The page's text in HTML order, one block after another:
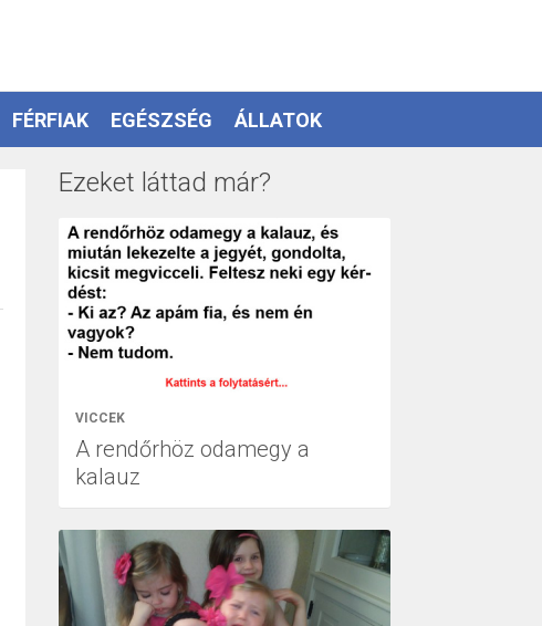
FÉRFIAK EGÉSZSÉG ÁLLATOK
Ezeket láttad már?
VICCEK
A rendőrhöz odamegy a
kalauz